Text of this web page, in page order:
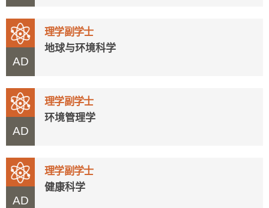
AD
理学副学士
地球与环境科学
AD
理学副学士
环境管理学
AD
理学副学士
健康科学